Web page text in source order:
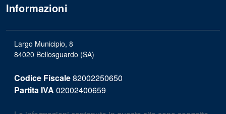
Informazioni
Largo Municipio, 8
84020 Bellosguardo (SA)
Codice Fiscale82002250650
Partita IVA 02002400659